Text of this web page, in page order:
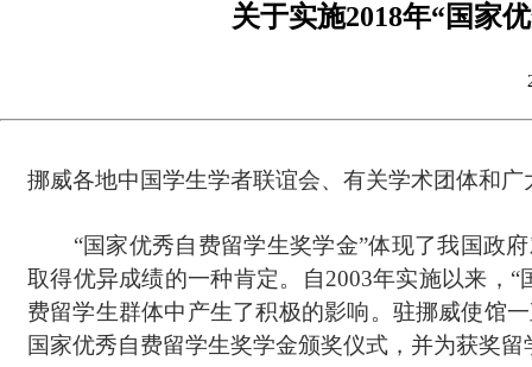
关于实施2018年“国家
挪威各地中国学生学者联谊会、有关学术团体和广
“国家优秀自费留学生奖学金”体现了我国政府
取得优异成绩的一种肯定。自2003年实施以来，
费留学生群体中产生了积极的影响。驻挪威使馆
国家优秀自费留学生奖学金颁奖仪式，并为获奖留